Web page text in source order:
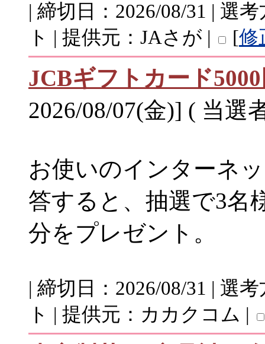
| 締切日：2026/08/31 | 選
ト | 提供元：JAさが |
[修
JCBギフトカード
2026/08/07(金)] ( 当選
お使いのインターネ
答すると、抽選で3名
分をプレゼント。
| 締切日：2026/08/31 | 選
ト | 提供元：カカクコム |